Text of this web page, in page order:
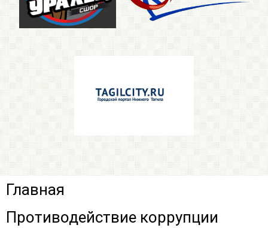
Главная
Противодействие коррупции